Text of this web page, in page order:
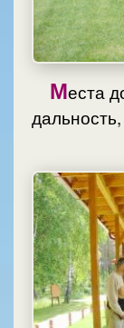
Места